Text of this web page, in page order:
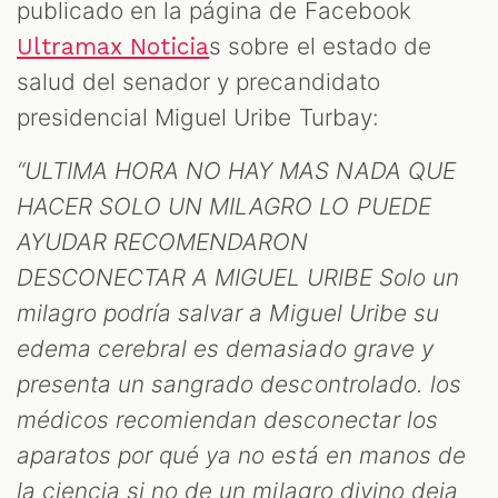
publicado en la página de Facebook
Ultramax Noticias sobre el estado de
salud del senador y precandidato
presidencial Miguel Uribe Turbay:
“ULTIMA HORA NO HAY MAS NADA QUE
HACER SOLO UN MILAGRO LO PUEDE
AYUDAR RECOMENDARON
DESCONECTAR A MIGUEL URIBE Solo un
milagro podría salvar a Miguel Uribe su
edema cerebral es demasiado grave y
presenta un sangrado descontrolado. los
médicos recomiendan desconectar los
aparatos por qué ya no está en manos de
la ciencia si no de un milagro divino deja